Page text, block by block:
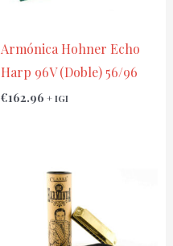
Armónica Hohner Echo
Harp 96V (Doble) 56/96
€162.96 + IGI